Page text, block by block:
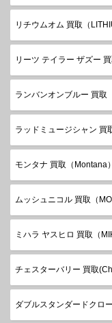
リチウムオム 買取（
リーツ テイラー ザズー
ランバンオンブルー 買取
ラッドミュージシャン 買
モンタナ 買取（Montana）
ムッシュニコル 買取（
ミハラ ヤスヒロ 買取（
チェスターバリー 買取
ダブルスタンダードクロ